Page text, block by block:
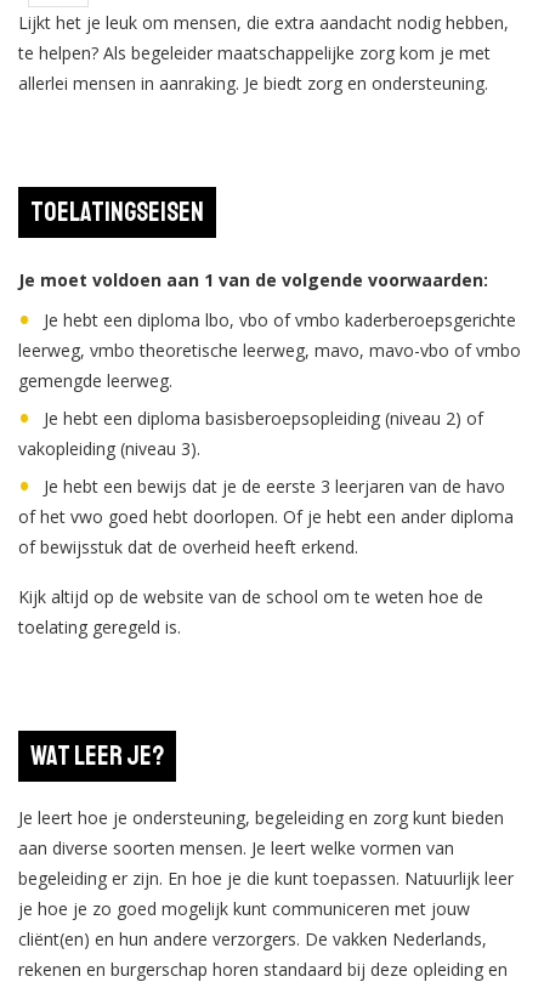
Lijkt het je leuk om mensen, die extra aandacht nodig hebben,
te helpen? Als begeleider maatschappelijke zorg kom je met
allerlei mensen in aanraking. Je biedt zorg en ondersteuning.
Toelatingseisen
Je moet voldoen aan 1 van de volgende voorwaarden:
Je hebt een diploma lbo, vbo of vmbo kaderberoepsgerichte
leerweg, vmbo theoretische leerweg, mavo, mavo-vbo of vmbo
gemengde leerweg.
Je hebt een diploma basisberoepsopleiding (niveau 2) of
vakopleiding (niveau 3).
Je hebt een bewijs dat je de eerste 3 leerjaren van de havo
of het vwo goed hebt doorlopen. Of je hebt een ander diploma
of bewijsstuk dat de overheid heeft erkend.
Kijk altijd op de website van de school om te weten hoe de
toelating geregeld is.
Wat leer je?
Je leert hoe je ondersteuning, begeleiding en zorg kunt bieden
aan diverse soorten mensen. Je leert welke vormen van
begeleiding er zijn. En hoe je die kunt toepassen. Natuurlijk leer
je hoe je zo goed mogelijk kunt communiceren met jouw
cliënt(en) en hun andere verzorgers. De vakken Nederlands,
rekenen en burgerschap horen standaard bij deze opleiding en